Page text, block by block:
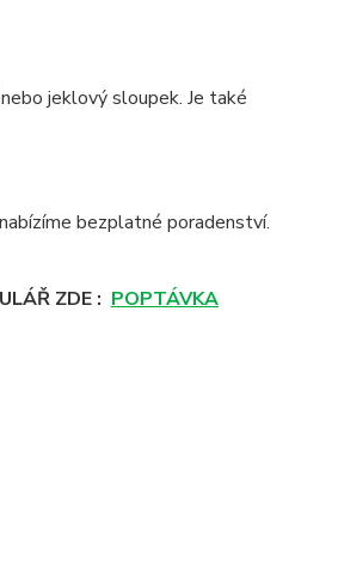
jeklový sloupek. Je také
bezplatné poradenství.
ZDE : POPTÁVKA